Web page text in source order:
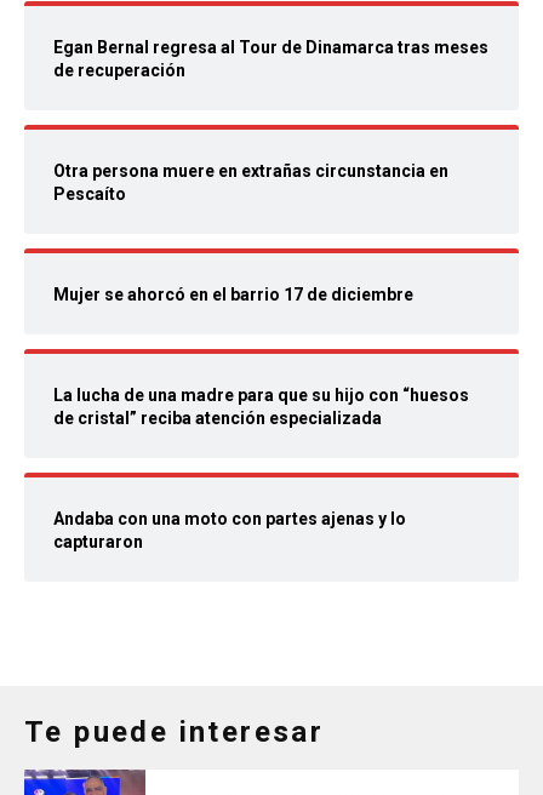
Egan Bernal regresa al Tour de Dinamarca tras meses
de recuperación
Otra persona muere en extrañas circunstancia en
Pescaíto
Mujer se ahorcó en el barrio 17 de diciembre
La lucha de una madre para que su hijo con “huesos
de cristal” reciba atención especializada
Andaba con una moto con partes ajenas y lo
capturaron
Te puede interesar